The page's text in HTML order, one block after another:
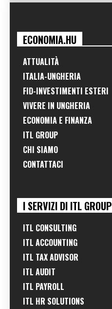
ECONOMIA.HU
ATTUALITÀ
ITALIA-UNGHERIA
FID-INVESTIMENTI ESTERI
VIVERE IN UNGHERIA
ECONOMIA E FINANZA
ITL GROUP
CHI SIAMO
CONTATTACI
I SERVIZI DI ITL GROUP
ITL CONSULTING
ITL ACCOUNTING
ITL TAX ADVISOR
ITL AUDIT
ITL PAYROLL
ITL HR SOLUTIONS